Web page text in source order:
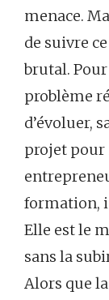
menace.
de suivre
brutal.
problème
d’évoluer,
projet pour
formation,
Elle est le
sans la
Alors que